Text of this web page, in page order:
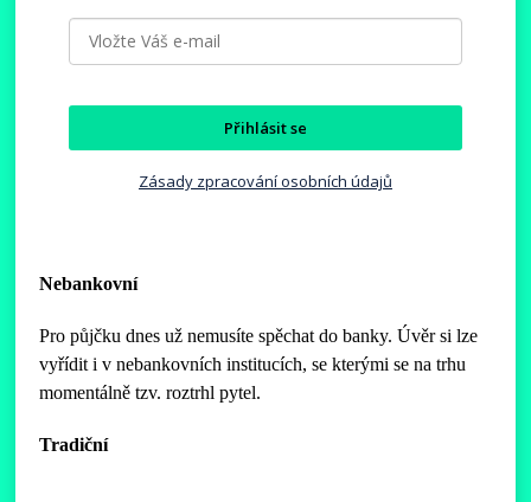
Přihlásit se
Zásady zpracování osobních údajů
Nebankovní
Pro půjčku dnes už nemusíte spěchat do banky. Úvěr si lze
vyřídit i v nebankovních institucích, se kterými se na trhu
momentálně tzv. roztrhl pytel.
Tradiční